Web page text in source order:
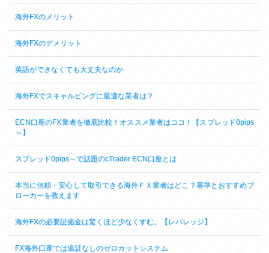
海外FXのメリット
海外FXのデメリット
英語ができなくても大丈夫なのか
海外FXでスキャルピングに最適な業者は？
ECN口座のFX業者を徹底比較！オススメ業者はココ！【スプレッド0pips
～】
スプレッド0pips～で話題のcTrader ECN口座とは
本当に信頼・安心して取引できる海外ＦＸ業者はどこ？基準とおすすめブ
ローカーを教えます
海外FXの必要証拠金は驚くほど少なくすむ。【レバレッジ】
FX海外口座では追証なしのゼロカットシステム